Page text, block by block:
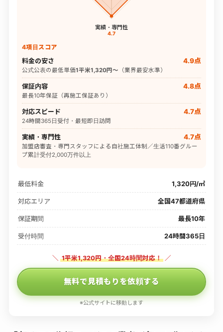
実績・専門性
4.7
4項目スコア
料金の安さ 4.9点
公式公表の最低単価1平米1,320円〜 （業界最安水準）
保証内容 4.8点
最長10年保証（再施工保証あり）
対応スピード 4.7点
24時間365日受付・最短即日訪問
実績・専門性 4.7点
加盟店審査・専門スタッフによる自社施工体制／生活110番グルー
プ累計受付2,000万件以上
最低料金 1,320円/㎡
対応エリア 全国47都道府県
保証期間 最長10年
受付時間 24時間365日
＼ 1平米1,320円・全国24時間対応！ ／
無料で見積もりを依頼する
※公式サイトに移動します